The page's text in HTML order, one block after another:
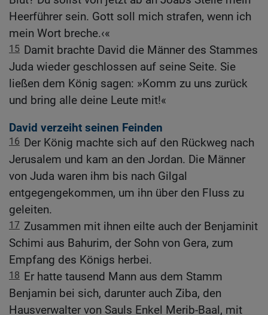
Heerführer sein. Gott soll mich strafen, wenn ich
mein Wort breche.‹«
15 Damit brachte David die Männer des Stammes
Juda wieder geschlossen auf seine Seite. Sie
ließen dem König sagen: »Komm zu uns zurück
und bring alle deine Leute mit!«
David verzeiht seinen Feinden
16 Der König machte sich auf den Rückweg nach
Jerusalem und kam an den Jordan. Die Männer
von Juda waren ihm bis nach Gilgal
entgegengekommen, um ihn über den Fluss zu
geleiten.
17 Zusammen mit ihnen eilte auch der Benjaminit
Schimi aus Bahurim, der Sohn von Gera, zum
Empfang des Königs herbei.
18 Er hatte tausend Mann aus dem Stamm
Benjamin bei sich, darunter auch Ziba, den
Hausverwalter von Sauls Enkel Merib-Baal, mit